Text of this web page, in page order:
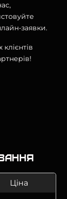
заявки.
Ціна